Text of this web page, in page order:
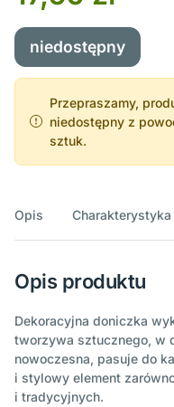
niedostępny
Przepraszamy,
niedostępny z
sztuk.
Opis Charakterystyka
Opis produktu
Dekoracyjna doniczka
tworzywa sztucznego, w
nowoczesna, pasuje do
i stylowy element
i tradycyjnych.